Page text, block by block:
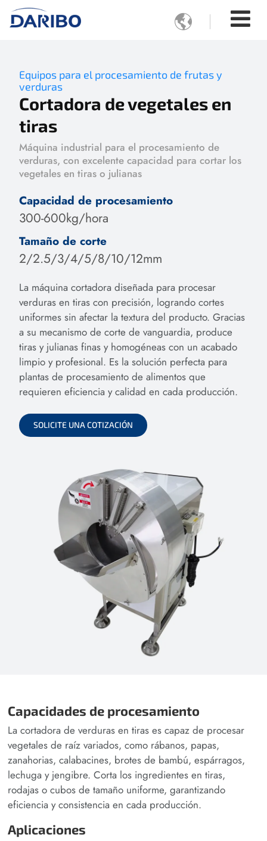

Equipos para el procesamiento de frutas y
verduras
Cortadora de vegetales en
tiras
Máquina industrial para el procesamiento de
verduras, con excelente capacidad para cortar los
vegetales en tiras o julianas
Capacidad de procesamiento
300-600kg/hora
Tamaño de corte
2/2.5/3/4/5/8/10/12mm
La máquina cortadora diseñada para procesar
verduras en tiras con precisión, logrando cortes
uniformes sin afectar la textura del producto. Gracias
a su mecanismo de corte de vanguardia, produce
tiras y julianas finas y homogéneas con un acabado
limpio y profesional. Es la solución perfecta para
plantas de procesamiento de alimentos que
requieren eficiencia y calidad en cada producción.
SOLICITE UNA COTIZACIÓN
Capacidades de procesamiento
La cortadora de verduras en tiras es capaz de procesar
vegetales de raíz variados, como rábanos, papas,
zanahorias, calabacines, brotes de bambú, espárragos,
lechuga y jengibre. Corta los ingredientes en tiras,
rodajas o cubos de tamaño uniforme, garantizando
eficiencia y consistencia en cada producción.
Aplicaciones